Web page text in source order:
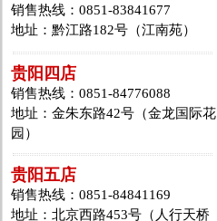
销售热线：0851-83841677
地址：黔江路182号（江南苑）
贵阳四店
销售热线：0851-84776088
地址：金朱东路42号（金龙国际花
园）
贵阳五店
销售热线：0851-84841169
地址：北京西路453号（人行天桥